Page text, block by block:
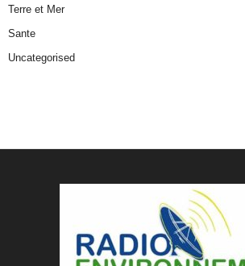
Terre et Mer
Sante
Uncategorised